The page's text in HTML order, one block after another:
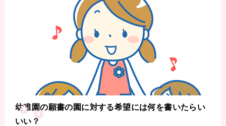
幼稚園の願書の園に対する希望には何を書いたらい
いい？